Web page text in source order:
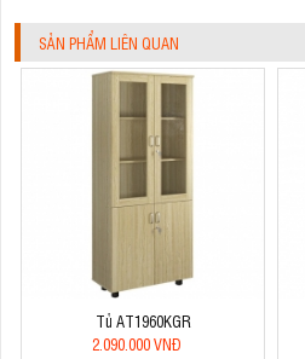
SẢN PHẨM LIÊN QUAN
Tủ AT1960KGR
2.090.000 VNĐ